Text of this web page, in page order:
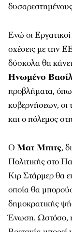
Ενώ οι
σχέσεις με την
δύσκολα θα
Ηνωμένο
προβλήματα,
κυβερνήσεων, οι
και ο πόλεμος
Ο Ματ Μπιτς,
Πολιτικής στο
Κιρ Στάρμερ θα
οποία θα
δημοκρατικής
Ένωση. Ωστόσο,